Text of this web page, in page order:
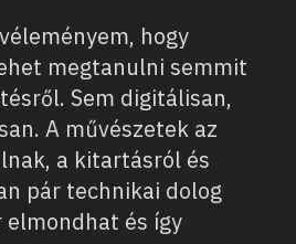
hogy
megtanulni semmit
Sem digitálisan,
A művészetek az
a kitartásról és
pár technikai dolog
és így